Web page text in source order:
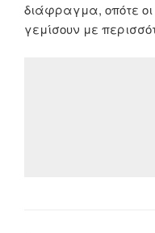
διάφραγμα, οπότε
γεμίσουν με